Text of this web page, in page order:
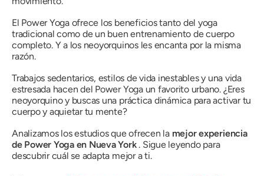
El Power Yoga ofrece los beneficios tanto del yoga
tradicional como de un buen entrenamiento de cuerpo
completo. Y a los neoyorquinos les encanta por la misma
razón.
Trabajos sedentarios, estilos de vida inestables y una vida
estresada hacen del Power Yoga un favorito urbano. ¿Eres
neoyorquino y buscas una práctica dinámica para activar tu
cuerpo y aquietar tu mente?
Analizamos los estudios que ofrecen la mejor experiencia
de Power Yoga en Nueva York. Sigue leyendo para
descubrir cuál se adapta mejor a ti.